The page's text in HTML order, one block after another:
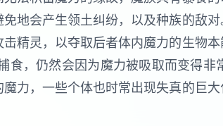
地会产生领土纠纷，以及种族的敌
精灵，以夺取后者体内魔力的生物
食，仍然会因为魔力被吸取而变得
力，一些个体也时常出现失真的巨